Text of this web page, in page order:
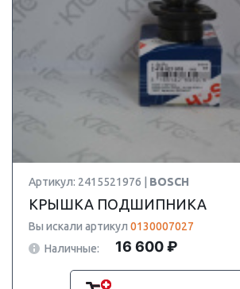
Артикул: 2415521976 | BOSCH
КРЫШКА ПОДШИПНИКА
Вы искали артикул 0130007027
Наличные:
16 600 ₽